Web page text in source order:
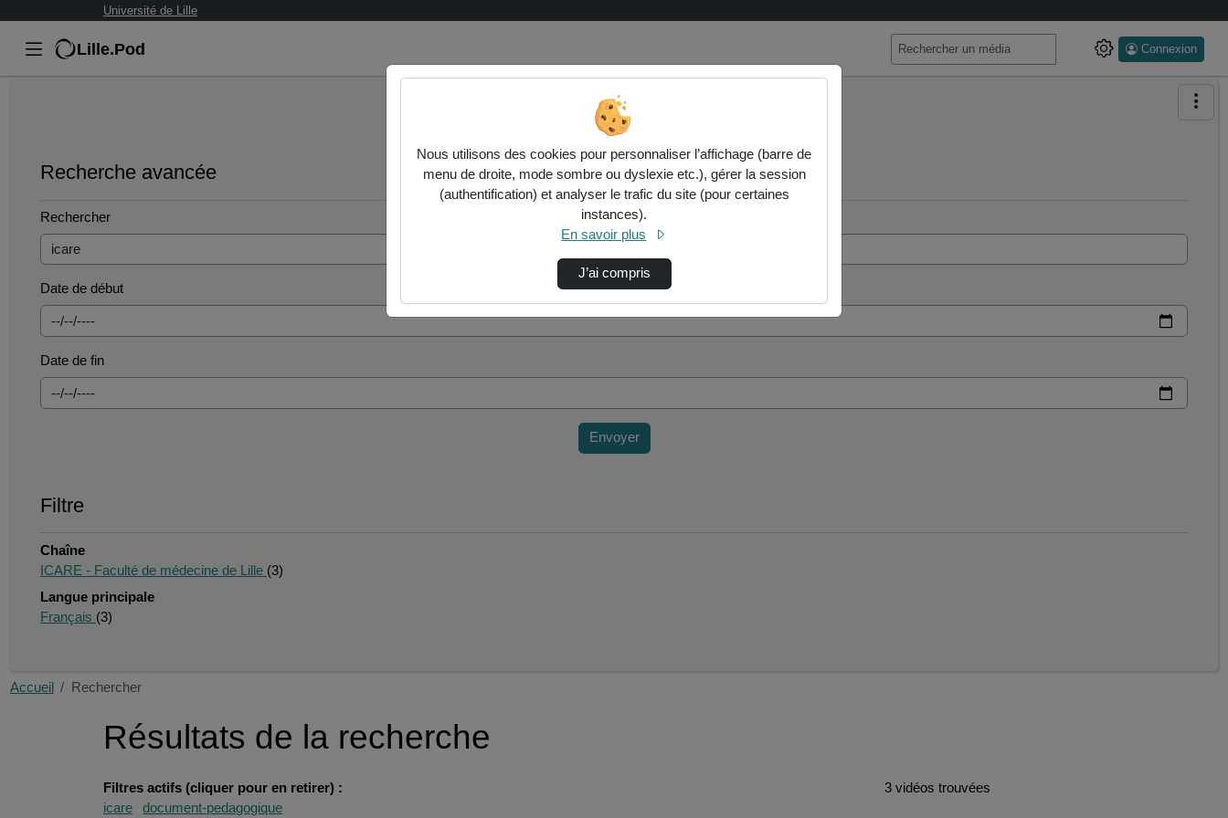
Université de Lille
Lille.Pod Connexion
Recherche avancée
Rechercher
Date de début
Date de fin
Envoyer
Filtre
Chaîne
ICARE - Faculté de médecine de Lille (3)
Langue principale
Français (3)
Accueil Rechercher
Résultats de la recherche
Filtres actifs (cliquer pour en retirer) :
icare
document-pedagogique
3 vidéos trouvées
Nous utilisons des cookies pour personnaliser l’affichage (barre de
menu de droite, mode sombre ou dyslexie etc.), gérer la session
(authentification) et analyser le trafic du site (pour certaines
instances).
En savoir plus
J’ai compris